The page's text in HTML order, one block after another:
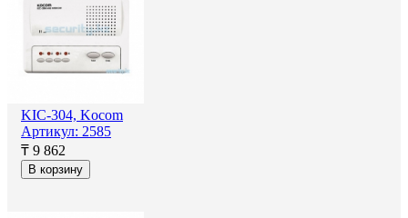
KIC-304, Kocom
Артикул: 2585
₸ 9 862
В корзину